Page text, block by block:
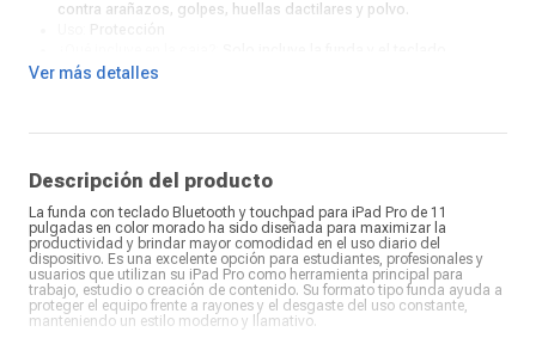
contra arañazos, golpes, huellas dactilares y polvo.
Ver más detalles
Descripción del producto
La funda con teclado Bluetooth y touchpad para iPad Pro de 11
pulgadas en color morado ha sido diseñada para maximizar la
productividad y brindar mayor comodidad en el uso diario del
dispositivo. Es una excelente opción para estudiantes, profesionales y
usuarios que utilizan su iPad Pro como herramienta principal para
trabajo, estudio o creación de contenido. Su formato tipo funda ayuda a
proteger el equipo frente a rayones y el desgaste del uso constante,
manteniendo un estilo moderno y llamativo.